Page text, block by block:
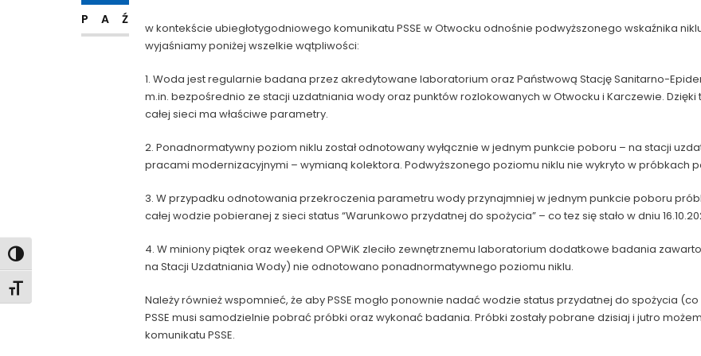
Toggle High Contrast
Toggle Font size
PAŹ
wkontekście ubiegłotygodniowego komunikatu PSSE w Otwocku odnośnie podwyższonego wskaźnika
wyjaśniamy poniżej wszelkie wątpliwości:
1. Woda jest regularnie badana przez akredytowane laboratorium oraz Państwową Stację Sanitarno-
m.in. bezpośrednio ze stacji uzdatniania wody oraz punktów rozlokowanych w Otwocku i Karczewie.
całej sieci ma właściwe parametry.
2. Ponadnormatywny poziom niklu został odnotowany wyłącznie w jednym punkcie poboru – na stacji
pracami modernizacyjnymi – wymianą kolektora. Podwyższonego poziomu niklu nie wykryto w próbkach
3. W przypadku odnotowania przekroczenia parametru wody przynajmniej w jednym punkcie poboru
całej wodzie pobieranej z sieci status “Warunkowo przydatnej do spożycia” – co tez się stało w dniu
4. W miniony piątek oraz weekend OPWiK zleciło zewnętrznemu laboratorium dodatkowe badania
na Stacji Uzdatniania Wody) nie odnotowano ponadnormatywnego poziomu niklu.
Należy również wspomnieć, że aby PSSE mogło ponownie nadać wodzie status przydatnej do spożycia
PSSE musi samodzielnie pobrać próbki oraz wykonać badania. Próbki zostały pobrane dzisiaj i jutro
komunikatu PSSE.